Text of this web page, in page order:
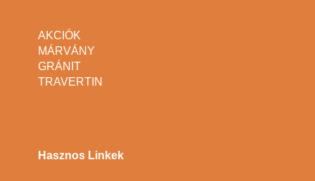
AKCIÓK
MÁRVÁNY
GRÁNIT
TRAVERTIN
Hasznos Linkek